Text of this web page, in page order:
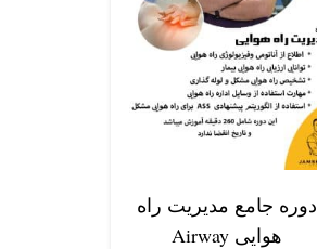
دوره جامع مدیریت راه
هوایی Airway